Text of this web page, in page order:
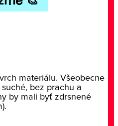
materiálu. Všeobecne
bez prachu a
by mali byť zdrsnené